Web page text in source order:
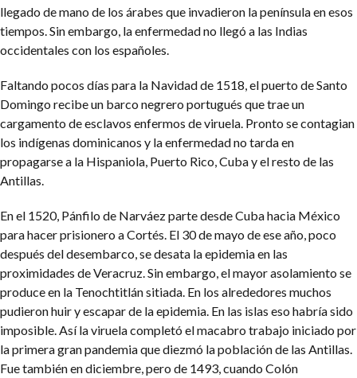
llegado de mano de los árabes que invadieron la península en esos
tiempos. Sin embargo, la enfermedad no llegó a las Indias
occidentales con los españoles.
Faltando pocos días para la Navidad de 1518, el puerto de Santo
Domingo recibe un barco negrero portugués que trae un
cargamento de esclavos enfermos de viruela. Pronto se contagian
los indígenas dominicanos y la enfermedad no tarda en
propagarse a la Hispaniola, Puerto Rico, Cuba y el resto de las
Antillas.
En el 1520, Pánfilo de Narváez parte desde Cuba hacia México
para hacer prisionero a Cortés. El 30 de mayo de ese año, poco
después del desembarco, se desata la epidemia en las
proximidades de Veracruz. Sin embargo, el mayor asolamiento se
produce en la Tenochtitlán sitiada. En los alrededores muchos
pudieron huir y escapar de la epidemia. En las islas eso habría sido
imposible. Así la viruela completó el macabro trabajo iniciado por
la primera gran pandemia que diezmó la población de las Antillas.
Fue también en diciembre, pero de 1493, cuando Colón